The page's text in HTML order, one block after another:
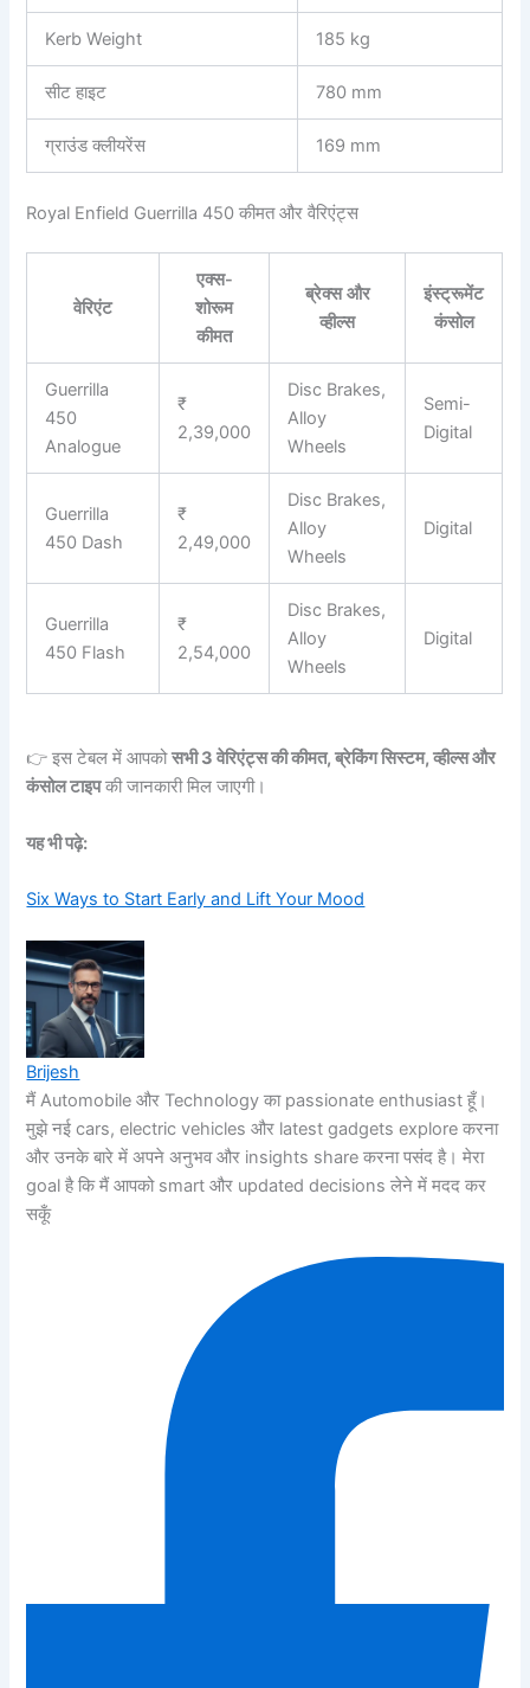
Kerb Weight 185 kg
सीट हाइट 780 mm
ग्राउंड क्लीयरेंस 169 mm
Royal Enfield Guerrilla 450 कीमत और वैरिएंट्स
वेरिएंट
एक्स-
शोरूम
कीमत
ब्रेक्स और
व्हील्स
इंस्ट्रूमेंट
कंसोल
Guerrilla
450
Analogue
₹
2,39,000
Disc Brakes,
Alloy
Wheels
Semi-
Digital
Guerrilla
450 Dash
₹
2,49,000
Disc Brakes,
Alloy
Wheels
Digital
Guerrilla
450 Flash
₹
2,54,000
Disc Brakes,
Alloy
Wheels
Digital
👉 इस टेबल में आपकोसभी 3 वेरिएंट्स की कीमत, ब्रेकिंग सिस्टम, व्हील्स और
कंसोल टाइपकी जानकारी मिल जाएगी।
यह भी पढ़े:
Six Ways to Start Early and Lift Your Mood
Brijesh
मैं Automobile और Technology का passionate enthusiast हूँ।
मुझे नई cars, electric vehicles और latest gadgets explore करना
और उनके बारे में अपने अनुभव और insights share करना पसंद है। मेरा
goal है कि मैं आपको smart और updated decisions लेने में मदद कर
सकूँ